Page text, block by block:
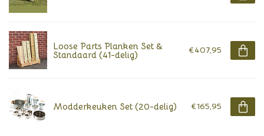
Loose Parts Planken Set &
Standaard (41-delig) €407,95
Modderkeuken Set (20-delig) €165,95